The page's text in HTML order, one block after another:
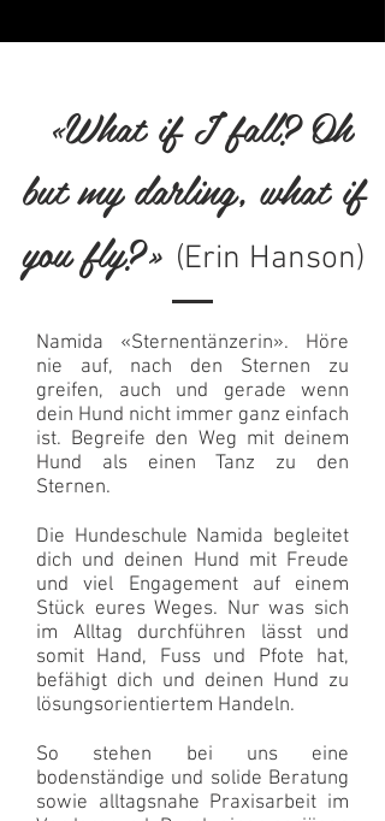
«What if I fall? Oh
but my darling, what if
you fly?» (Erin Hanson)
Namida «Sternentänzerin». Höre
nie auf, nach den Sternen zu
greifen, auch und gerade wenn
dein Hund nicht immer ganz einfach
ist. Begreife den Weg mit deinem
Hund als einen Tanz zu den
Sternen.
Die Hundeschule Namida begleitet
dich und deinen Hund mit Freude
und viel Engagement auf einem
Stück eures Weges. Nur was sich
im Alltag durchführen lässt und
somit Hand, Fuss und Pfote hat,
befähigt dich und deinen Hund zu
lösungsorientiertem Handeln.
So stehen bei uns eine
bodenständige und solide Beratung
sowie alltagsnahe Praxisarbeit im